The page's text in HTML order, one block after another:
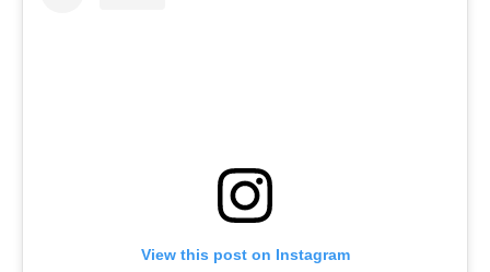
View this post on Instagram